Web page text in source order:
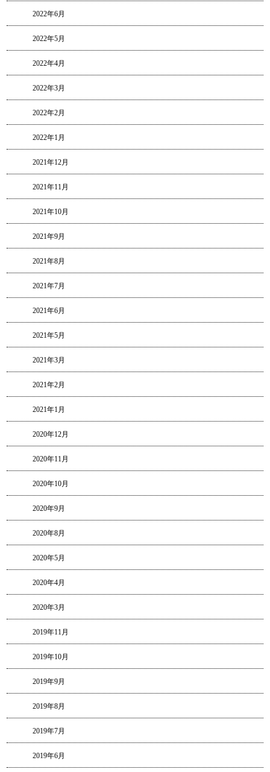
2022年6月
2022年5月
2022年4月
2022年3月
2022年2月
2022年1月
2021年12月
2021年11月
2021年10月
2021年9月
2021年8月
2021年7月
2021年6月
2021年5月
2021年3月
2021年2月
2021年1月
2020年12月
2020年11月
2020年10月
2020年9月
2020年8月
2020年5月
2020年4月
2020年3月
2019年11月
2019年10月
2019年9月
2019年8月
2019年7月
2019年6月